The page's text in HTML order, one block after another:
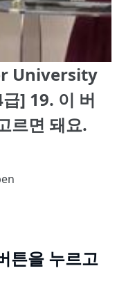
University
] 19. 이 버
르면 돼요.
튼을 누르고